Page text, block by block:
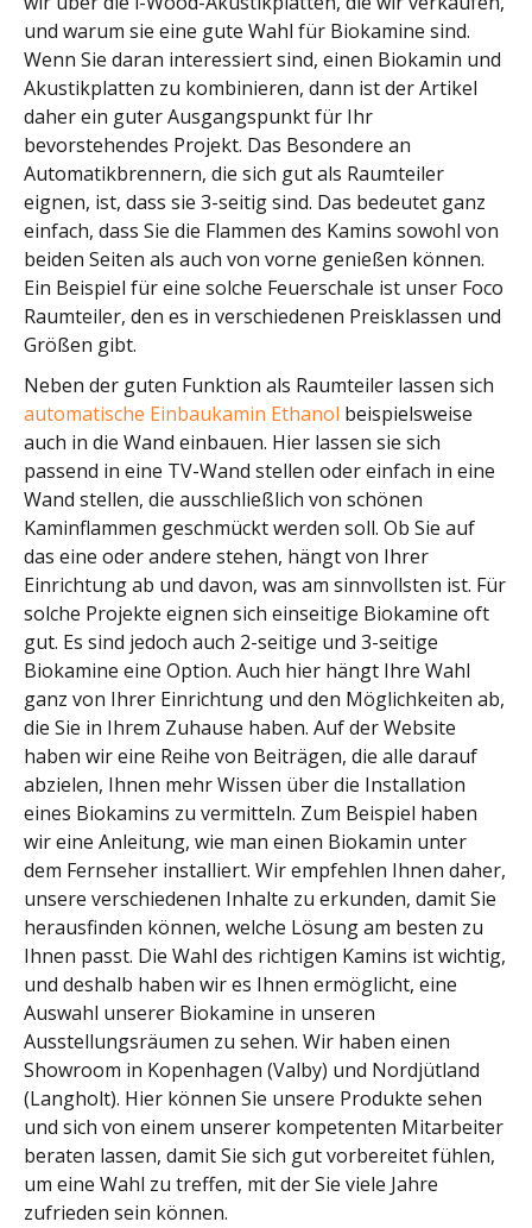
und warum sie eine gute Wahl für Biokamine sind.
Wenn Sie daran interessiert sind, einen Biokamin und
Akustikplatten zu kombinieren, dann ist der Artikel
daher ein guter Ausgangspunkt für Ihr
bevorstehendes Projekt. Das Besondere an
Automatikbrennern, die sich gut als Raumteiler
eignen, ist, dass sie 3-seitig sind. Das bedeutet ganz
einfach, dass Sie die Flammen des Kamins sowohl von
beiden Seiten als auch von vorne genießen können.
Ein Beispiel für eine solche Feuerschale ist unser Foco
Raumteiler, den es in verschiedenen Preisklassen und
Größen gibt.
Neben der guten Funktion als Raumteiler lassen sich
automatische Einbaukamin Ethanol beispielsweise
auch in die Wand einbauen. Hier lassen sie sich
passend in eine TV-Wand stellen oder einfach in eine
Wand stellen, die ausschließlich von schönen
Kaminflammen geschmückt werden soll. Ob Sie auf
das eine oder andere stehen, hängt von Ihrer
Einrichtung ab und davon, was am sinnvollsten ist. Für
solche Projekte eignen sich einseitige Biokamine oft
gut. Es sind jedoch auch 2-seitige und 3-seitige
Biokamine eine Option. Auch hier hängt Ihre Wahl
ganz von Ihrer Einrichtung und den Möglichkeiten ab,
die Sie in Ihrem Zuhause haben. Auf der Website
haben wir eine Reihe von Beiträgen, die alle darauf
abzielen, Ihnen mehr Wissen über die Installation
eines Biokamins zu vermitteln. Zum Beispiel haben
wir eine Anleitung, wie man einen Biokamin unter
dem Fernseher installiert. Wir empfehlen Ihnen daher,
unsere verschiedenen Inhalte zu erkunden, damit Sie
herausfinden können, welche Lösung am besten zu
Ihnen passt. Die Wahl des richtigen Kamins ist wichtig,
und deshalb haben wir es Ihnen ermöglicht, eine
Auswahl unserer Biokamine in unseren
Ausstellungsräumen zu sehen. Wir haben einen
Showroom in Kopenhagen (Valby) und Nordjütland
(Langholt). Hier können Sie unsere Produkte sehen
und sich von einem unserer kompetenten Mitarbeiter
beraten lassen, damit Sie sich gut vorbereitet fühlen,
um eine Wahl zu treffen, mit der Sie viele Jahre
zufrieden sein können.